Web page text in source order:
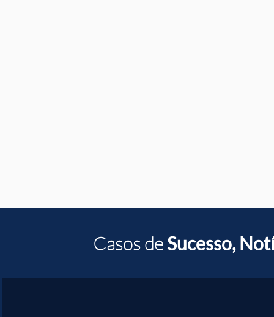
Casos deSucesso,